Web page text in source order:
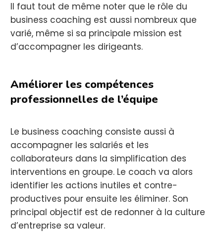
Il faut tout de même noter que le rôle du
business coaching est aussi nombreux que
varié, même si sa principale mission est
d’accompagner les dirigeants.
Améliorer les compétences
professionnelles de l’équipe
Le business coaching consiste aussi à
accompagner les salariés et les
collaborateurs dans la simplification des
interventions en groupe. Le coach va alors
identifier les actions inutiles et contre-
productives pour ensuite les éliminer. Son
principal objectif est de redonner à la culture
d’entreprise sa valeur.